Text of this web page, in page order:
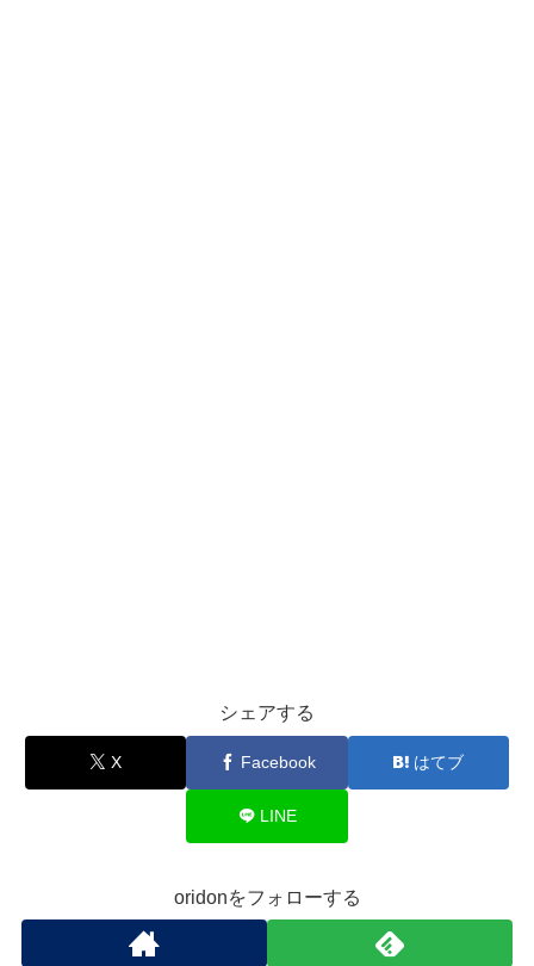
シェアする
X Facebook はてブ
LINE
oridonをフォローする